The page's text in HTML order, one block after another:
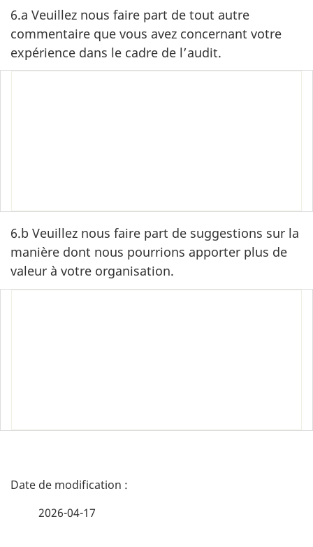
6.a Veuillez nous faire part de tout autre
commentaire que vous avez concernant votre
expérience dans le cadre de l’audit.
6.b Veuillez nous faire part de suggestions sur la
manière dont nous pourrions apporter plus de
valeur à votre organisation.
D
2026-04-17